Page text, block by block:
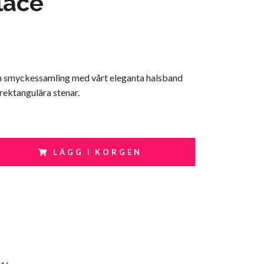
med vårt eleganta halsband
stenar.
LÄGG I KORGEN